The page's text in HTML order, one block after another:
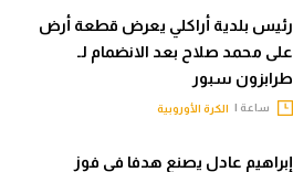
رئيس بلدية أراكلي يعرض قطعة أرض
على محمد صلاح بعد الانضمام لـ
طرابزون سبور
ساعة | الكرة الأوروبية
إبراهيم عادل يصنع هدفا في فوز